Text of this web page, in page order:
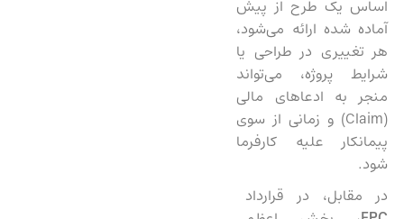
اساس یک طرح از پیش
آماده شده ارائه می‌شود،
هر تغییری در طراحی یا
شرایط پروژه، می‌تواند
منجر به ادعاهای مالی
(Claim) و زمانی از سوی
پیمانکار علیه کارفرما
شود.
در مقابل، در قرارداد